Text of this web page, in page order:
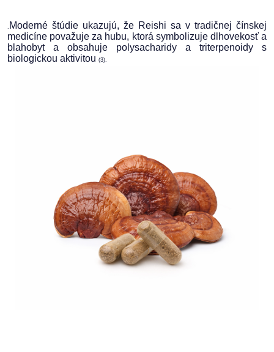
Moderné štúdie ukazujú, že Reishi sa v tradičnej čínskej
medicíne považuje za hubu, ktorá symbolizuje dlhovekosť a
blahobyt a obsahuje polysacharidy a triterpenoidy s
biologickou aktivitou (3).